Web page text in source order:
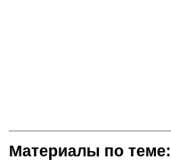
Материалы по теме: